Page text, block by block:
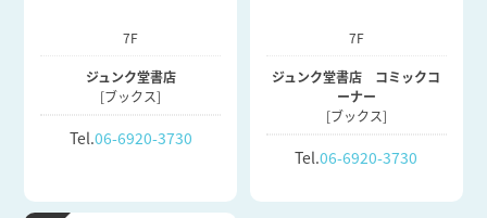
7F
ジュンク堂書店
[ブックス]
Tel.06-6920-3730
7F
ジュンク堂書店 コミックコ
ーナー
[ブックス]
Tel.06-6920-3730